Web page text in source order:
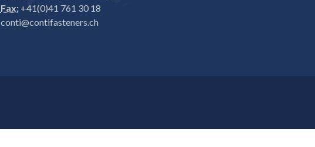
Fax:+41(0)41 761 30 18
conti@contifasteners.ch